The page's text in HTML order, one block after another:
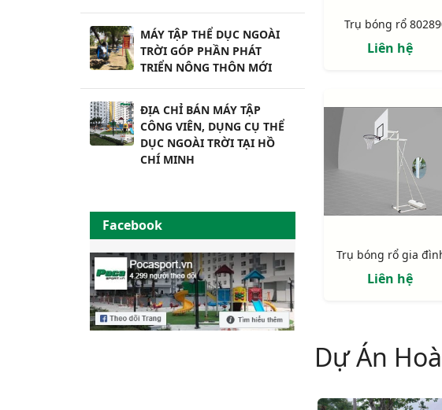
MÁY TẬP THỂ DỤC NGOÀI
TRỜI GÓP PHẦN PHÁT
TRIỂN NÔNG THÔN MỚI
ĐỊA CHỈ BÁN MÁY TẬP
CÔNG VIÊN, DỤNG CỤ THỂ
DỤC NGOÀI TRỜI TẠI HỒ
CHÍ MINH
Facebook
Trụ bóng rổ
Liên hệ
Liên hệ
Dự Án